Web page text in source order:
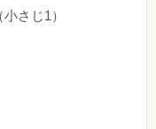
さじ1）